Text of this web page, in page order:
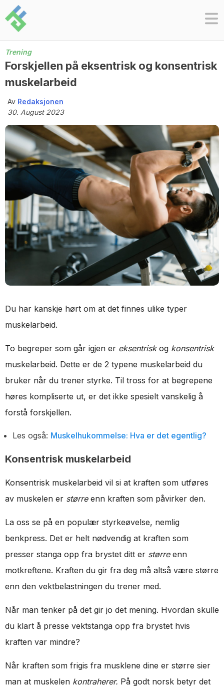
Skip
to
content
Trening
Forskjellen på eksentrisk og konsentrisk
muskelarbeid
Av Redaksjonen
30. August 2023
Du har kanskje hørt om at det finnes ulike typer
muskelarbeid.
To begreper som går igjen er eksentrisk og konsentrisk
muskelarbeid. Dette er de 2 typene muskelarbeid du
bruker når du trener styrke. Til tross for at begrepene
høres kompliserte ut, er det ikke spesielt vanskelig å
forstå forskjellen.
Les også: Muskelhukommelse: Hva er det egentlig?
Konsentrisk muskelarbeid
Konsentrisk muskelarbeid vil si at kraften som utføres
av muskelen er større enn kraften som påvirker den.
La oss se på en populær styrkeøvelse, nemlig
benkpress. Det er helt nødvendig at kraften som
presser stanga opp fra brystet ditt er større enn
motkreftene. Kraften du gir fra deg må altså være større
enn den vektbelastningen du trener med.
Når man tenker på det gir jo det mening. Hvordan skulle
du klart å presse vektstanga opp fra brystet hvis
kraften var mindre?
Når kraften som frigis fra musklene dine er større sier
man at muskelen kontraherer. På godt norsk betyr det